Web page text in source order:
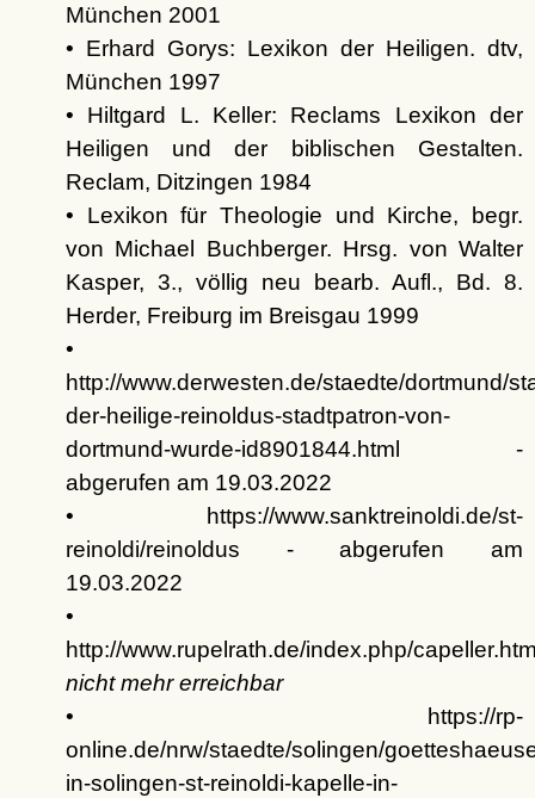
München 2001
• Erhard Gorys: Lexikon der Heiligen. dtv,
München 1997
• Hiltgard L. Keller: Reclams Lexikon der
Heiligen und der biblischen Gestalten.
Reclam, Ditzingen 1984
• Lexikon für Theologie und Kirche, begr.
von Michael Buchberger. Hrsg. von Walter
Kasper, 3., völlig neu bearb. Aufl., Bd. 8.
Herder, Freiburg im Breisgau 1999
•
http://www.derwesten.de/staedte/dortmund/
der-heilige-reinoldus-stadtpatron-von-
dortmund-wurde-id8901844.html -
abgerufen am 19.03.2022
• https://www.sanktreinoldi.de/st-
reinoldi/reinoldus - abgerufen am
19.03.2022
•
http://www.rupelrath.de/index.php/
nicht mehr erreichbar
• https://rp-
online.de/nrw/staedte/solingen/
in-solingen-st-reinoldi-kapelle-in-